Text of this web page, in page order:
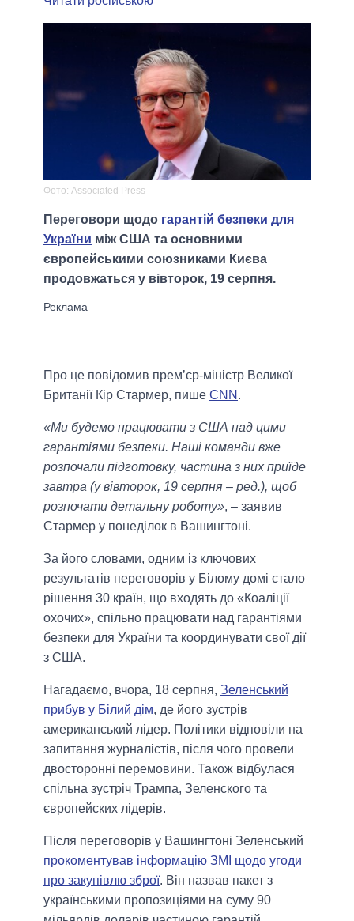
Фото: Associated Press
Переговори щодо гарантій безпеки для
України між США та основними
європейськими союзниками Києва
продовжаться у вівторок, 19 серпня.
Про це повідомив прем’єр-міністр Великої
Британії Кір Стармер, пише CNN .
«Ми будемо працювати з США над цими
гарантіями безпеки. Наші команди вже
розпочали підготовку, частина з них приїде
завтра (у вiвторок, 19 серпня – ред.), щоб
розпочати детальну роботу», – заявив
Стармер у понеділок в Вашингтоні.
За його словами, одним із ключових
результатів переговорів у Білому домі стало
рішення 30 країн, що входять до «Коаліції
охочих», спільно працювати над гарантіями
безпеки для України та координувати свої дії
з США.
Нагадаємо, вчора, 18 серпня, Зеленський
прибув у Білий дім, де його зустрів
американський лідер. Політики відповіли на
запитання журналістів, після чого провели
двосторонні перемовини. Також відбулася
спільна зустріч Трампа, Зеленского та
європейских лідерів.
Пiсля переговорiв у Вашингтонi Зеленський
прокоментував інформацію ЗМІ щодо угоди
про закупівлю зброї. Він назвав пакет з
українськими пропозиціями на суму 90